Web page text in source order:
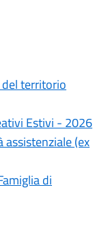
territorio
Estivi - 2026
(ex
di